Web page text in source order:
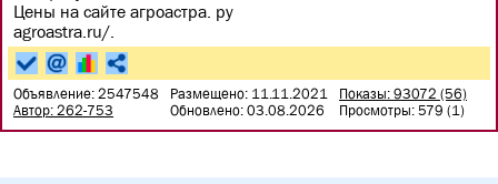
Цены на сайте агроастра. ру
agroastra.ru/.
Объявление: 2547548
Автор: 262-753
Размещено: 11.11.2021
Обновлено: 03.08.2026
Показы: 93072 (56)
Просмотры: 579 (1)